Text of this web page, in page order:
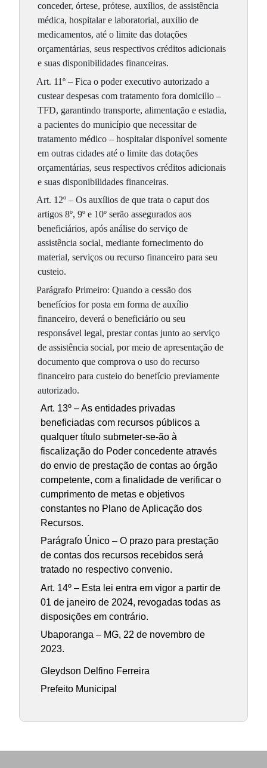
conceder, órtese, prótese, auxílios, de assistência
médica, hospitalar e laboratorial, auxilio de
medicamentos, até o limite das dotações
orçamentárias, seus respectivos créditos adicionais
e suas disponibilidades financeiras.
Art. 11º – Fica o poder executivo autorizado a
custear despesas com tratamento fora domicilio –
TFD, garantindo transporte, alimentação e estadia,
a pacientes do município que necessitar de
tratamento médico – hospitalar disponível somente
em outras cidades até o limite das dotações
orçamentárias, seus respectivos créditos adicionais
e suas disponibilidades financeiras.
Art. 12º – Os auxílios de que trata o caput dos
artigos 8º, 9º e 10º serão assegurados aos
beneficiários, após análise do serviço de
assistência social, mediante fornecimento do
material, serviços ou recurso financeiro para seu
custeio.
Parágrafo Primeiro: Quando a cessão dos
benefícios for posta em forma de auxílio
financeiro, deverá o beneficiário ou seu
responsável legal, prestar contas junto ao serviço
de assistência social, por meio de apresentação de
documento que comprova o uso do recurso
financeiro para custeio do benefício previamente
autorizado.
Art. 13º – As entidades privadas
beneficiadas com recursos públicos a
qualquer título submeter-se-ão à
fiscalização do Poder concedente através
do envio de prestação de contas ao órgão
competente, com a finalidade de verificar o
cumprimento de metas e objetivos
constantes no Plano de Aplicação dos
Recursos.
Parágrafo Único – O prazo para prestação
de contas dos recursos recebidos será
tratado no respectivo convenio.
Art. 14º – Esta lei entra em vigor a partir de
01 de janeiro de 2024, revogadas todas as
disposições em contrário.
Ubaporanga – MG, 22 de novembro de
2023.
Gleydson Delfino Ferreira
Prefeito Municipal